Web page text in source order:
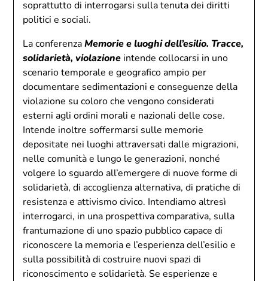
soprattutto di interrogarsi sulla tenuta dei diritti
politici e sociali.
La conferenzaMemorie e luoghi dell’esilio. Tracce,
solidarietà, violazione intende collocarsi in uno
scenario temporale e geografico ampio per
documentare sedimentazioni e conseguenze della
violazione su coloro che vengono considerati
esterni agli ordini morali e nazionali delle cose.
Intende inoltre soffermarsi sulle memorie
depositate nei luoghi attraversati dalle migrazioni,
nelle comunità e lungo le generazioni, nonché
volgere lo sguardo all’emergere di nuove forme di
solidarietà, di accoglienza alternativa, di pratiche di
resistenza e attivismo civico. Intendiamo altresì
interrogarci, in una prospettiva comparativa, sulla
frantumazione di uno spazio pubblico capace di
riconoscere la memoria e l’esperienza dell’esilio e
sulla possibilità di costruire nuovi spazi di
riconoscimento e solidarietà. Se esperienze e